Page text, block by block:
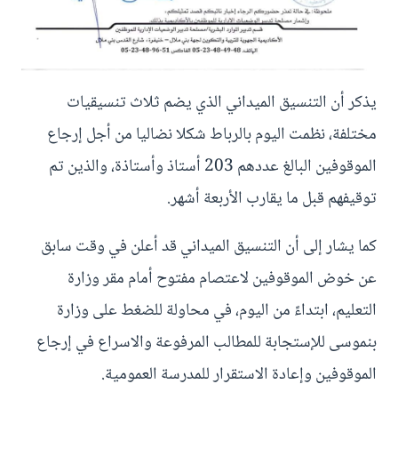
يذكر أن التنسيق الميداني الذي يضم ثلاث تنسيقيات
مختلفة، نظمت اليوم بالرباط شكلا نضاليا من أجل إرجاع
الموقوفين البالغ عددهم 203 أستاذ وأستاذة، والذين تم
توقيفهم قبل ما يقارب الأربعة أشهر.
كما يشار إلى أن التنسيق الميداني قد أعلن في وقت سابق
عن خوض الموقوفين لاعتصام مفتوح أمام مقر وزارة
التعليم، ابتداءً من اليوم، في محاولة للضغط على وزارة
بنموسى للإستجابة للمطالب المرفوعة والاسراع في إرجاع
الموقوفين وإعادة الاستقرار للمدرسة العمومية.